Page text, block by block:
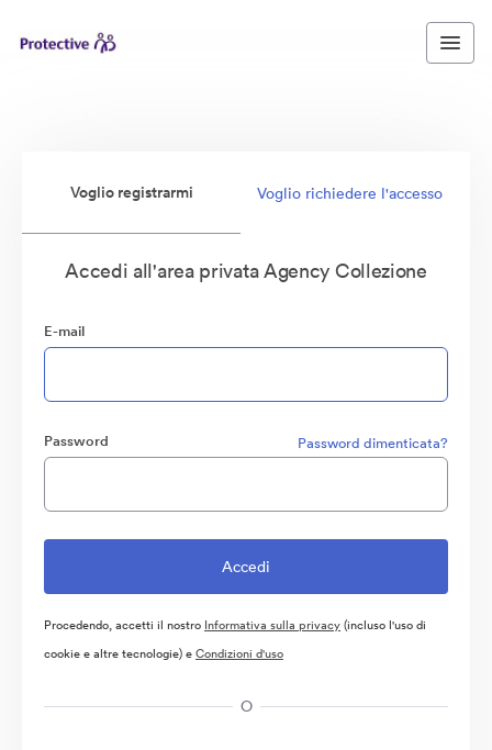
Voglio registrarmi Voglio richiedere l'accesso
Accedi all'area privata Agency Collezione
E-mail
Password Password dimenticata?
Procedendo, accetti il nostro Informativa sulla privacy(incluso l'uso di
cookie e altre tecnologie) eCondizioni d'uso
O